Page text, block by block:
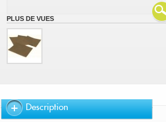
PLUS DE VUES
Description